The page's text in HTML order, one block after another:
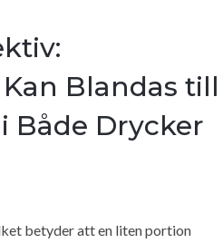
Blandas till
Både Drycker
betyder att en liten portion